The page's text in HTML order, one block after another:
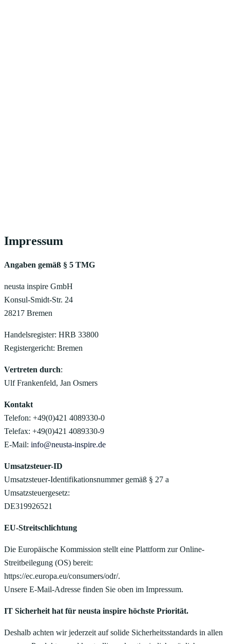
Impressum
Angaben gemäß § 5 TMG
neusta inspire GmbH
Konsul-Smidt-Str. 24
28217 Bremen
Handelsregister: HRB 33800
Registergericht: Bremen
Vertreten durch:
Ulf Frankenfeld, Jan Osmers
Kontakt
Telefon: +49(0)421 4089330-0
Telefax: +49(0)421 4089330-9
E-Mail: info@neusta-inspire.de
Umsatzsteuer-ID
Umsatzsteuer-Identifikationsnummer gemäß § 27 a
Umsatzsteuergesetz:
DE319926521
EU-Streitschlichtung
Die Europäische Kommission stellt eine Plattform zur Online-
Streitbeilegung (OS) bereit:
https://ec.europa.eu/consumers/odr/.
Unsere E-Mail-Adresse finden Sie oben im Impressum.
IT Sicherheit hat für neusta inspire höchste Priorität.
Deshalb achten wir jederzeit auf solide Sicherheitsstandards in allen